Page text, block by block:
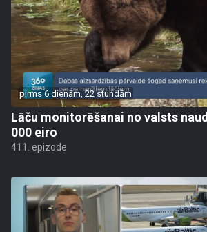
pirms 6 dienām, 22 stundām
Lāču monitorēšanai no valsts
000 eiro
411. epizode